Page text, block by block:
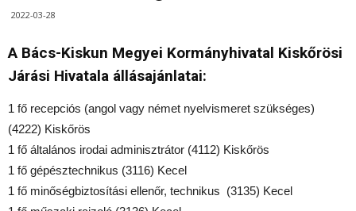
2022-03-28
A Bács-Kiskun Megyei Kormányhivatal Kiskőrösi
Járási Hivatala állásajánlatai:
1 fő recepciós (angol vagy német nyelvismeret szükséges)
(4222) Kiskőrös
1 fő általános irodai adminisztrátor (4112) Kiskőrös
1 fő gépésztechnikus (3116) Kecel
1 fő minőségbiztosítási ellenőr, technikus (3135) Kecel